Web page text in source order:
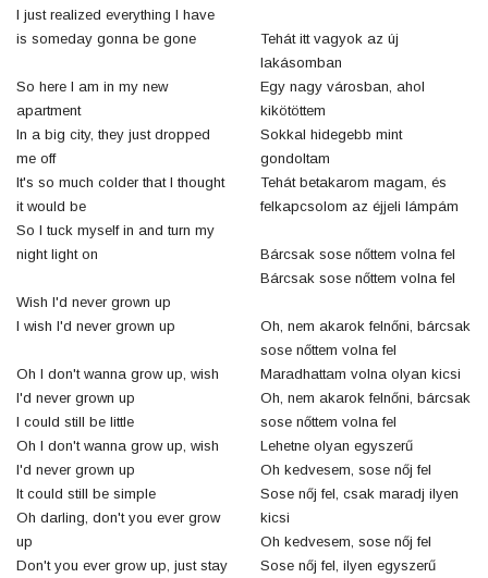
I just realized everything I have
is someday gonna be gone
So here I am in my new
apartment
In a big city, they just dropped
me off
It's so much colder that I thought
it would be
So I tuck myself in and turn my
night light on
Wish I'd never grown up
I wish I'd never grown up
Oh I don't wanna grow up, wish
I'd never grown up
I could still be little
Oh I don't wanna grow up, wish
I'd never grown up
It could still be simple
Oh darling, don't you ever grow
up
Don't you ever grow up, just stay
Tehát itt vagyok az új
lakásomban
Egy nagy városban, ahol
kikötöttem
Sokkal hidegebb mint
gondoltam
Tehát betakarom magam, és
felkapcsolom az éjjeli lámpám
Bárcsak sose nőttem volna fel
Bárcsak sose nőttem volna fel
Oh, nem akarok felnőni, bárcsak
sose nőttem volna fel
Maradhattam volna olyan kicsi
Oh, nem akarok felnőni, bárcsak
sose nőttem volna fel
Lehetne olyan egyszerű
Oh kedvesem, sose nőj fel
Sose nőj fel, csak maradj ilyen
kicsi
Oh kedvesem, sose nőj fel
Sose nőj fel, ilyen egyszerű